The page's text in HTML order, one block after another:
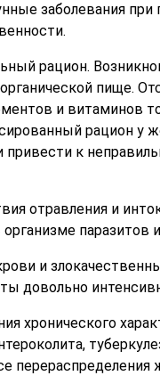
заболевания при
рацион.
пище.
и витаминов
рацион у
привести к
отравления и
организме
и
довольно
хронического
перераспределения